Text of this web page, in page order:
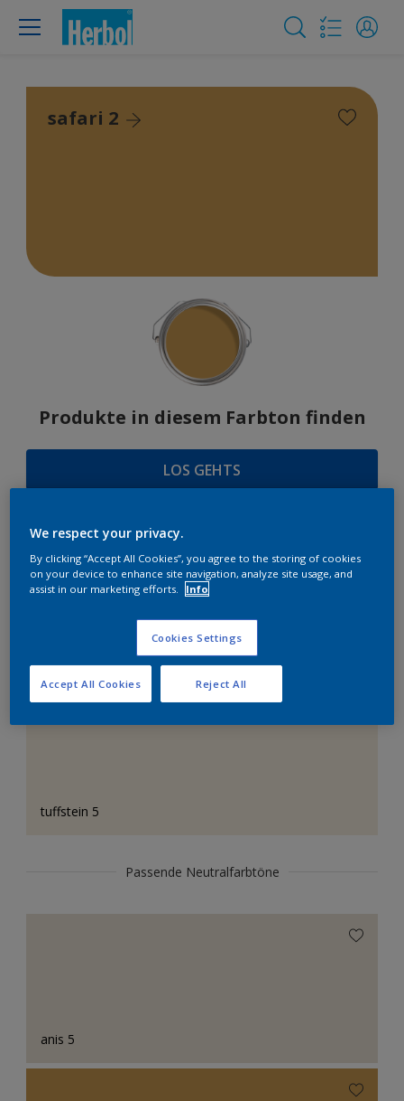
safari 2
Produkte in diesem Farbton finden
LOS GEHTS
FARBAUSWAHL
Das perfekte Weiß
tuffstein 5
Passende Neutralfarbtöne
anis 5
We respect your privacy.
By clicking “Accept All Cookies”, you agree to the storing of cookies
on your device to enhance site navigation, analyze site usage, and
assist in our marketing efforts.
Info
Cookies Settings
Reject All
Accept All Cookies